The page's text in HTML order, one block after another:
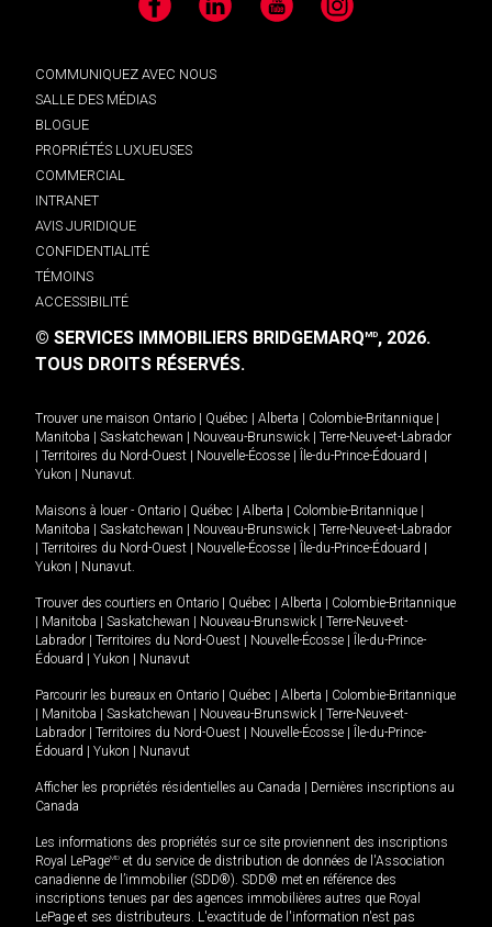
Facebook LinkedIn YouTube Instagram
COMMUNIQUEZ AVEC NOUS
SALLE DES MÉDIAS
BLOGUE
PROPRIÉTÉS LUXUEUSES
COMMERCIAL
INTRANET
AVIS JURIDIQUE
CONFIDENTIALITÉ
TÉMOINS
ACCESSIBILITÉ
© SERVICES IMMOBILIERS BRIDGEMARQMD, 2026.
TOUS DROITS RÉSERVÉS.
Trouver une maison Ontario Québec Alberta Colombie-Britannique
Manitoba
Saskatchewan Nouveau-Brunswick
Terre-Neuve-et-Labrador
Territoires du Nord-Ouest Nouvelle-Écosse Île-du-Prince-Édouard
Yukon
Nunavut.
Maisons à louer - Ontario Québec Alberta Colombie-Britannique
Manitoba
Saskatchewan Nouveau-Brunswick
Terre-Neuve-et-Labrador
Territoires du Nord-Ouest Nouvelle-Écosse Île-du-Prince-Édouard
Yukon
Nunavut.
Trouver des courtiers en Ontario Québec Alberta
Colombie-Britannique
Manitoba Saskatchewan Nouveau-Brunswick
Terre-Neuve-et-
Labrador
Territoires du Nord-Ouest Nouvelle-Écosse
Île-du-Prince-
Édouard
Yukon Nunavut
Parcourir les bureaux en Ontario Québec Alberta
Colombie-Britannique
Manitoba Saskatchewan Nouveau-Brunswick
Terre-Neuve-et-
Labrador
Territoires du Nord-Ouest Nouvelle-Écosse
Île-du-Prince-
Édouard
Yukon Nunavut
Afficher les propriétés résidentielles au Canada
Dernières inscriptions au
Canada
Les informations des propriétés sur ce site proviennent des inscriptions
Royal LePageMD et du service de distribution de données de l'Association
canadienne de l’immobilier (SDD®). SDD® met en référence des
inscriptions tenues par des agences immobilières autres que Royal
LePage et ses distributeurs. L'exactitude de l'information n'est pas